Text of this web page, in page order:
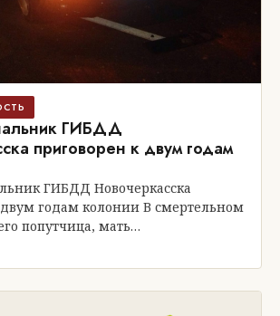
ГИБДД
приговорен к двум годам
ГИБДД Новочеркасска
годам колонии В смертельном
попутчица, мать…